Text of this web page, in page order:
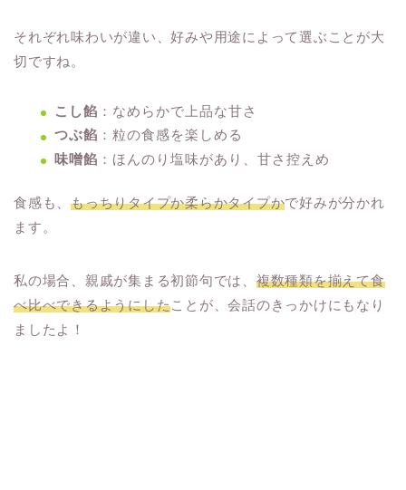
それぞれ味わいが違い、好みや用途によって選ぶことが大
切ですね。
こし餡 ：なめらかで上品な甘さ
つぶ餡 ：粒の食感を楽しめる
味噌餡 ：ほんのり塩味があり、甘さ控えめ
食感も、もっちりタイプか柔らかタイプかで好みが分かれ
ます。
私の場合、親戚が集まる初節句では、 複数種類を揃えて食
べ比べできるようにしたことが、会話のきっかけにもなり
ましたよ！